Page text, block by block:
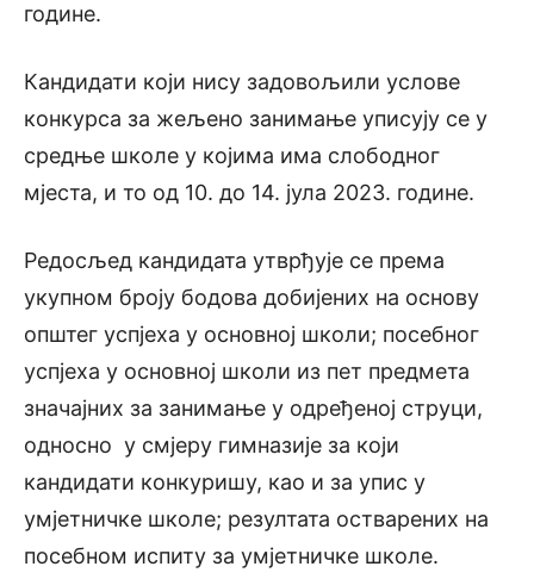
године.
Кандидати који нису задовољили услове
конкурса за жељено занимање уписују се у
средње школе у којима има слободног
мјеста, и то од 10. до 14. јула 2023. године.
Редосљед кандидата утврђује се према
укупном броју бодова добијених на основу
општег успјеха у основној школи; посебног
успјеха у основној школи из пет предмета
значајних за занимање у одређеној струци,
односно у смјеру гимназије за који
кандидати конкуришу, као и за упис у
умјетничке школе; резултата остварених на
посебном испиту за умјетничке школе.